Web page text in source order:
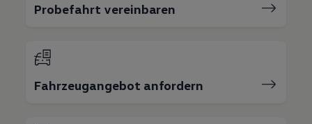
Probefahrt vereinbaren
Fahrzeugangebot anfordern